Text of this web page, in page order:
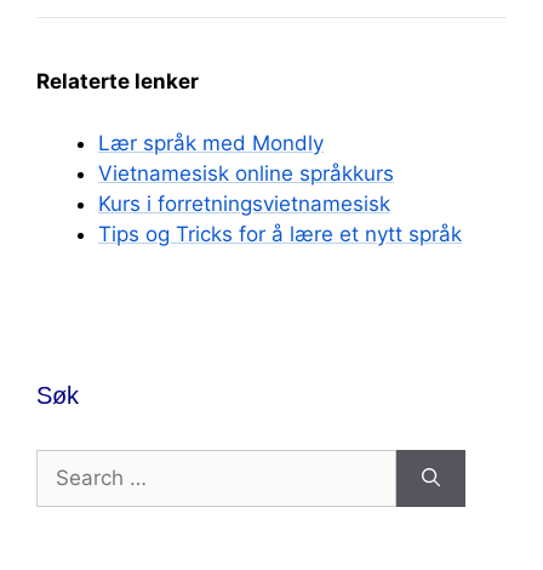
Relaterte lenker
Lær språk med Mondly
Vietnamesisk online språkkurs
Kurs i forretningsvietnamesisk
Tips og Tricks for å lære et nytt språk
Søk
Search
for: